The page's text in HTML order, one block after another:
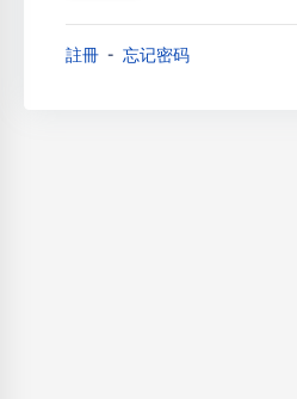
註冊 忘记密码